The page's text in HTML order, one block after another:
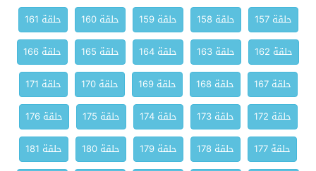
حلقة 157 حلقة 158 حلقة 159 حلقة 160
حلقة 161
حلقة 162
حلقة 163 حلقة 164 حلقة 165
حلقة 166
حلقة 167
حلقة 168 حلقة 169 حلقة 170
حلقة 171
حلقة 172
حلقة 173 حلقة 174 حلقة 175
حلقة 176
حلقة 177
حلقة 178 حلقة 179 حلقة 180
حلقة 181